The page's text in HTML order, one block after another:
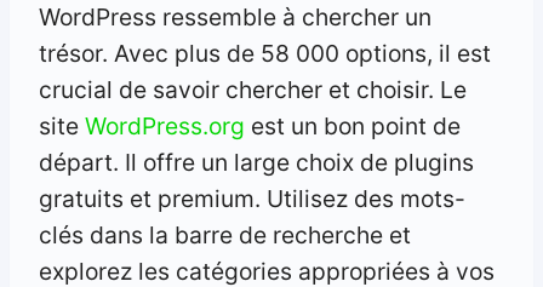
WordPress ressemble à chercher un
trésor. Avec plus de 58 000 options, il est
crucial de savoir chercher et choisir. Le
site WordPress.org est un bon point de
départ. Il offre un large choix de plugins
gratuits et premium. Utilisez des mots-
clés dans la barre de recherche et
explorez les catégories appropriées à vos